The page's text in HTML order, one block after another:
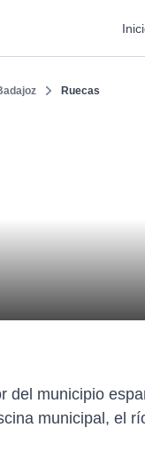
Ruecas
del municipio
municipal, el